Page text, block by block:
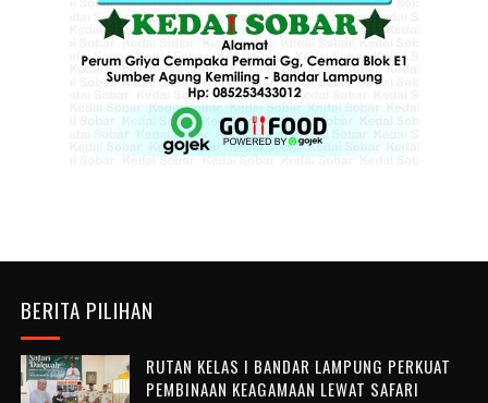
BERITA PILIHAN
RUTAN KELAS I BANDAR LAMPUNG PERKUAT
PEMBINAAN KEAGAMAAN LEWAT SAFARI